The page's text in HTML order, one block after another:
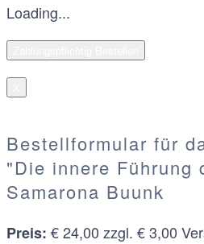
Loading...
Bestellformular für
"Die innere Führung
Samarona Buunk
Preis: € 24,00 zzgl. € 3,00